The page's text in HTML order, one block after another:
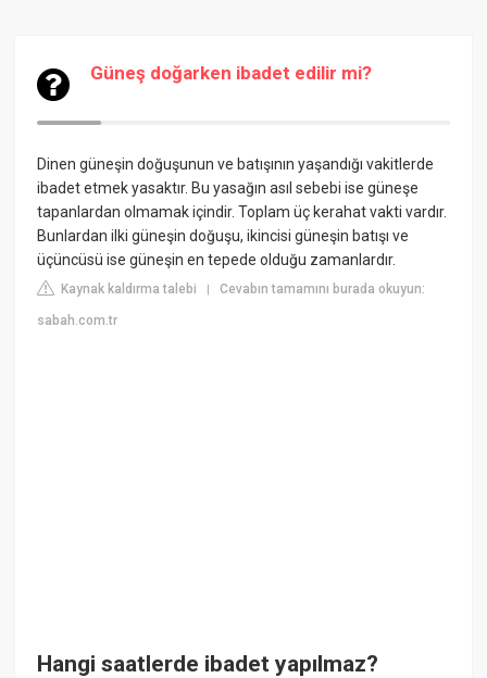
Güneş doğarken ibadet edilir mi?
Dinen güneşin doğuşunun ve batışının yaşandığı vakitlerde
ibadet etmek yasaktır. Bu yasağın asıl sebebi ise güneşe
tapanlardan olmamak içindir. Toplam üç kerahat vakti vardır.
Bunlardan ilki güneşin doğuşu, ikincisi güneşin batışı ve
üçüncüsü ise güneşin en tepede olduğu zamanlardır.
Kaynak kaldırma talebi |Cevabın tamamını burada okuyun:
sabah.com.tr
Hangi saatlerde ibadet yapılmaz?